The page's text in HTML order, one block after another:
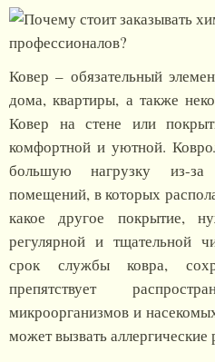
Ковер – обязательный
дома, квартиры, а также
Ковер на стене или
комфортной и уютной.
большую нагрузку из-за
помещений, в которых
какое другое покрытие,
регулярной и тщательной
срок службы ковра,
препятствует
микроорганизмов и
может вызвать